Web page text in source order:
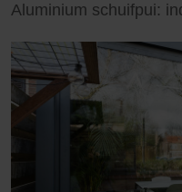
Aluminium schuifpui: